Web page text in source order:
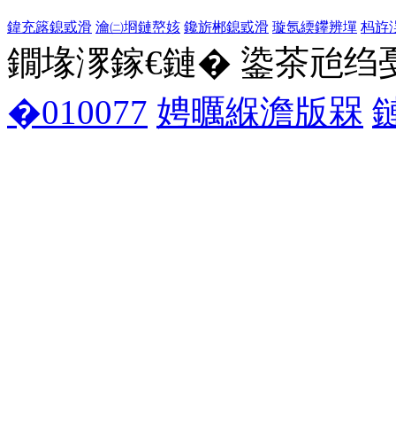
鍏充簬鎴戜滑 瀹㈡埛鏈嶅姟 鑱旂郴鎴戜滑 璇氬緛鑻辨墠 杩斿
鐗堟潈鎵€鏈� 鍌茶兘绉
�010077 娉曞緥澹版槑